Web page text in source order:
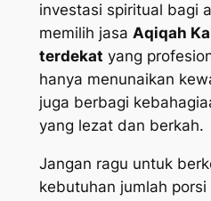
investasi spiritual bagi
memilih jasa Aqiqah
terdekat yang
hanya menunaikan
juga berbagi
yang lezat dan berkah.
Jangan ragu untuk
kebutuhan jumlah